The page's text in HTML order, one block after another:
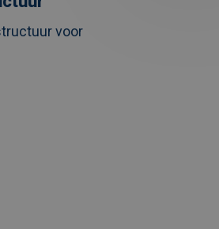
voor